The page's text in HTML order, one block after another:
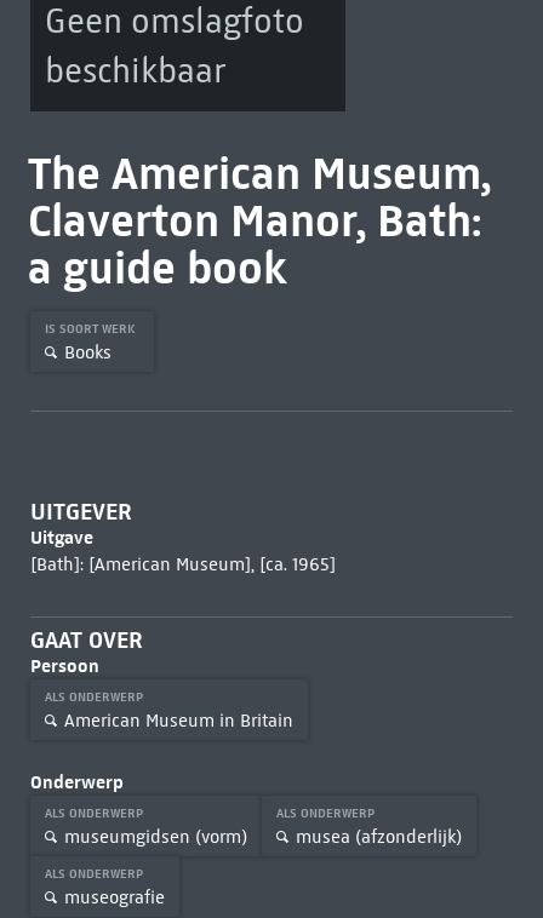
Geen omslagfoto
beschikbaar
The American Museum,
Claverton Manor, Bath:
a guide book
IS SOORT WERK
Books
UITGEVER
Uitgave
[Bath]: [American Museum], [ca. 1965]
GAAT OVER
Persoon
ALS ONDERWERP
American Museum in Britain
Onderwerp
ALS ONDERWERP
museumgidsen (vorm)
ALS ONDERWERP
musea (afzonderlijk)
ALS ONDERWERP
museografie